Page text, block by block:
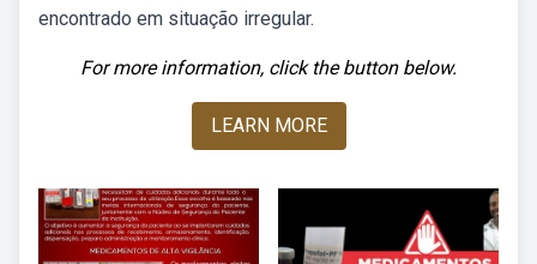
encontrado em situação irregular.
For more information, click the button below.
LEARN MORE